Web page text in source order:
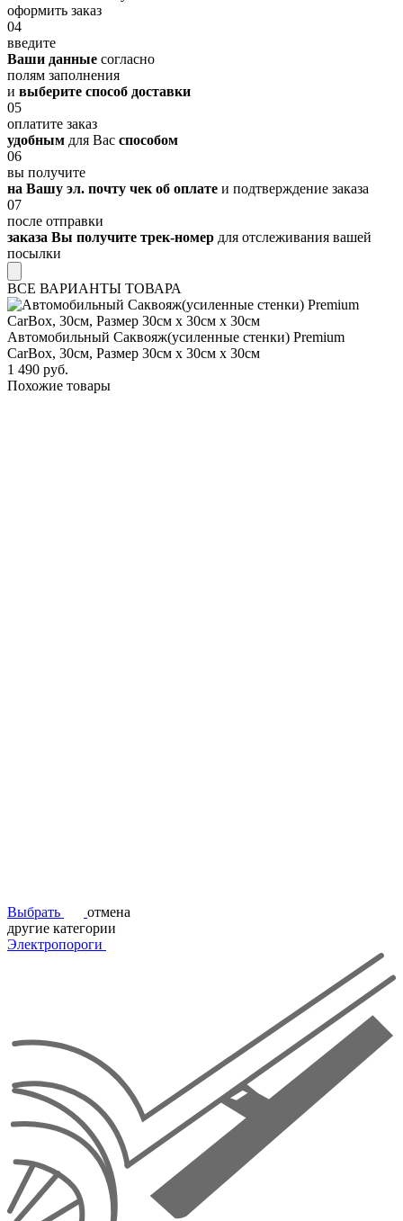
оформить заказ
04
введите
Ваши данные согласно
полям заполнения
и выберите способ доставки
05
оплатите заказ
удобным для Вас способом
06
вы получите
на Вашу эл. почту чек об оплате и подтверждение заказа
07
после отправки
заказа Вы получите трек-номер для отслеживания вашей
посылки
ВСЕ ВАРИАНТЫ ТОВАРА
Автомобильный Саквояж(усиленные стенки) Premium
CarBox, 30см, Размер 30см х 30см х 30см
1 490 руб.
Похожие товары
Выбрать
отмена
другие категории
Электропороги